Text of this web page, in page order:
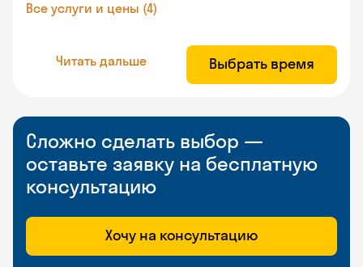
Все услуги и цены (4)
Читать дальше Выбрать время
Сложно сделать выбор —
оставьте заявку на бесплатную
консультацию
Хочу на консультацию